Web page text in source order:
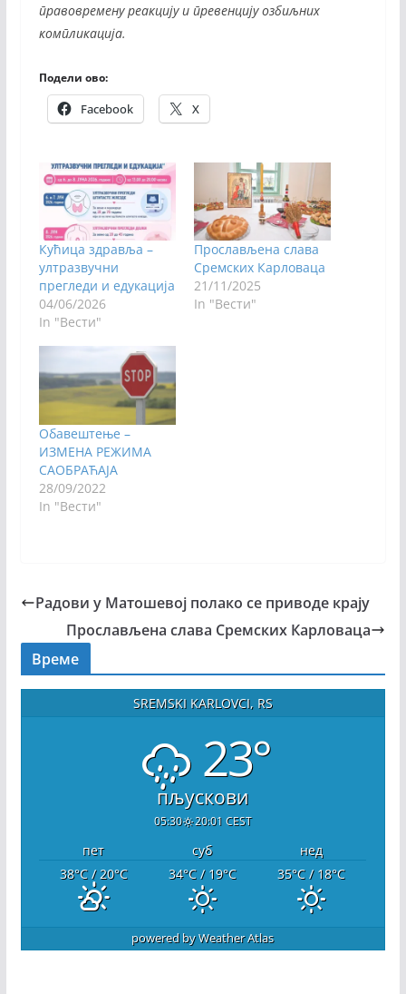
правовремену реакцију и превенцију озбиљних
компликација.
Подели ово:
Facebook X
Кућица здравља –
ултразвучни
прегледи и едукација
04/06/2026
In "Вести"
Прослављена слава
Сремских Карловаца
21/11/2025
In "Вести"
Обавештење –
ИЗМЕНА РЕЖИМА
САОБРАЋАЈА
28/09/2022
In "Вести"
Радови у Матошевој полако се приводе крају
Прослављена слава Сремских Карловаца
Време
SREMSKI KARLOVCI, RS
23°
пљускови
05:30 20:01 CEST
пет суб
нед
38°C/ 20°C 34°C/ 19°C 35°C/ 18°C
powered byWeather Atlas